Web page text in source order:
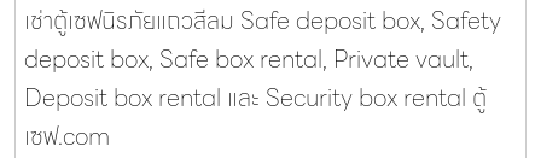
เช่าตู้เซฟนิรภัยแถวสีลม Safe deposit box, Safety
deposit box, Safe box rental, Private vault,
Deposit box rental และ Security box rental ตู้
เซฟ.com